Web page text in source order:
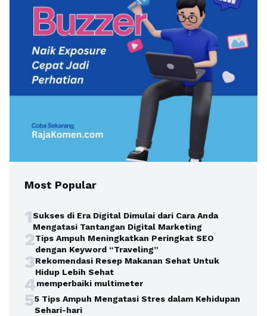
Most Popular
1Sukses di Era Digital Dimulai dari Cara Anda
Mengatasi Tantangan Digital Marketing
2Tips Ampuh Meningkatkan Peringkat SEO
dengan Keyword “Traveling”
3Rekomendasi Resep Makanan Sehat Untuk
Hidup Lebih Sehat
4memperbaiki multimeter
55 Tips Ampuh Mengatasi Stres dalam Kehidupan
Sehari-hari